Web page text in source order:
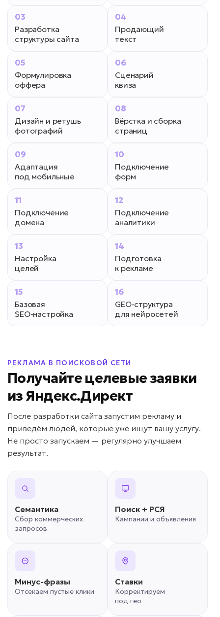
03
Разработка
структуры сайта
04
Продающий
текст
05
Формулировка
оффера
06
Сценарий
квиза
07
Дизайн и ретушь
фотографий
08
Вёрстка и сборка
страниц
09
Адаптация
под мобильные
10
Подключение
форм
11
Подключение
домена
12
Подключение
аналитики
13
Настройка
целей
14
Подготовка
к рекламе
15
Базовая
SEO-настройка
16
GEO-структура
для нейросетей
РЕКЛАМА В ПОИСКОВОЙ СЕТИ
Получайте целевые заявки
из Яндекс.Директ
После разработки сайта запустим рекламу и
приведём людей, которые уже ищут вашу услугу.
Не просто запускаем — регулярно улучшаем
результат.
Семантика
Сбор коммерческих
запросов
Поиск + РСЯ
Кампании и объявления
Минус-фразы
Отсекаем пустые клики
Ставки
Корректируем
под гео